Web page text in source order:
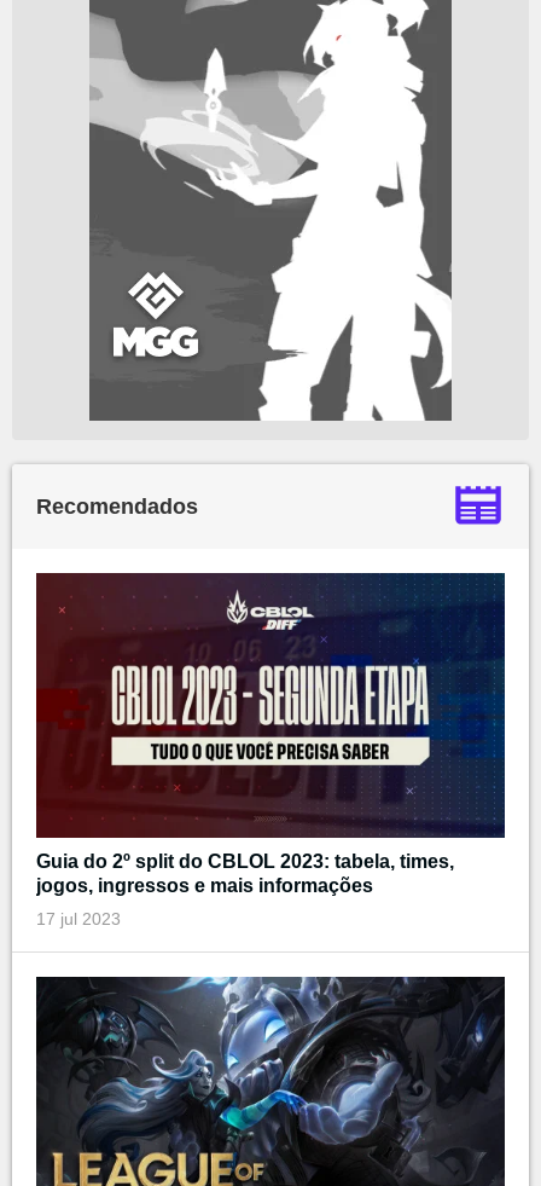
Recomendados
Guia do 2º split do CBLOL 2023: tabela, times,
jogos, ingressos e mais informações
17 jul 2023